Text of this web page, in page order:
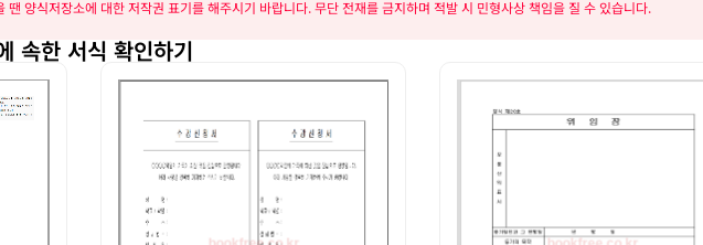
땐 양식저장소에 대한 저작권 표기를 해주시기 바랍니다. 무단 전재를 금지하며 적발 시 민형사상 책임을 질 수 있습니다.
속한 서식 확인하기